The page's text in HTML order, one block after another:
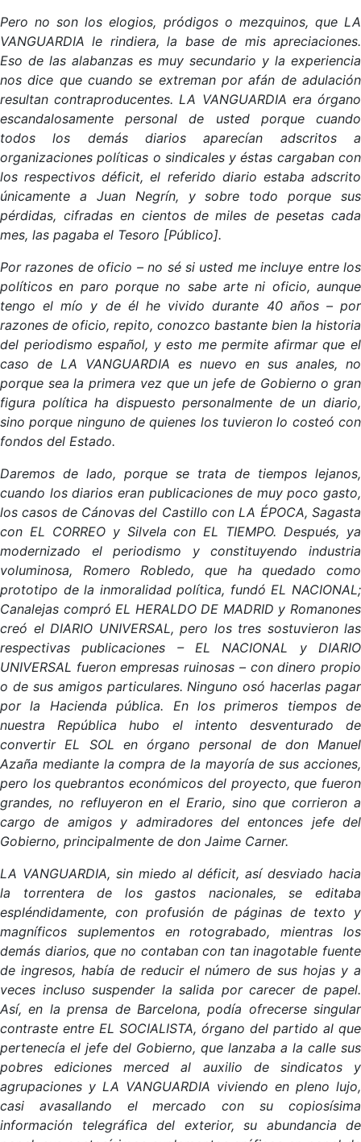
Pero no son los elogios, pródigos o mezquinos, que LA
VANGUARDIA le rindiera, la base de mis apreciaciones.
Eso de las alabanzas es muy secundario y la experiencia
nos dice que cuando se extreman por afán de adulación
resultan contraproducentes. LA VANGUARDIA era órgano
escandalosamente personal de usted porque cuando
todos los demás diarios aparecían adscritos a
organizaciones políticas o sindicales y éstas cargaban con
los respectivos déficit, el referido diario estaba adscrito
únicamente a Juan Negrín, y sobre todo porque sus
pérdidas, cifradas en cientos de miles de pesetas cada
mes, las pagaba el Tesoro [Público].
Por razones de oficio – no sé si usted me incluye entre los
políticos en paro porque no sabe arte ni oficio, aunque
tengo el mío y de él he vivido durante 40 años – por
razones de oficio, repito, conozco bastante bien la historia
del periodismo español, y esto me permite afirmar que el
caso de LA VANGUARDIA es nuevo en sus anales, no
porque sea la primera vez que un jefe de Gobierno o gran
figura política ha dispuesto personalmente de un diario,
sino porque ninguno de quienes los tuvieron lo costeó con
fondos del Estado.
Daremos de lado, porque se trata de tiempos lejanos,
cuando los diarios eran publicaciones de muy poco gasto,
los casos de Cánovas del Castillo con LA ÉPOCA, Sagasta
con EL CORREO y Silvela con EL TIEMPO. Después, ya
modernizado el periodismo y constituyendo industria
voluminosa, Romero Robledo, que ha quedado como
prototipo de la inmoralidad política, fundó EL NACIONAL;
Canalejas compró EL HERALDO DE MADRID y Romanones
creó el DIARIO UNIVERSAL, pero los tres sostuvieron las
respectivas publicaciones – EL NACIONAL y DIARIO
UNIVERSAL fueron empresas ruinosas – con dinero propio
o de sus amigos particulares. Ninguno osó hacerlas pagar
por la Hacienda pública. En los primeros tiempos de
nuestra República hubo el intento desventurado de
convertir EL SOL en órgano personal de don Manuel
Azaña mediante la compra de la mayoría de sus acciones,
pero los quebrantos económicos del proyecto, que fueron
grandes, no refluyeron en el Erario, sino que corrieron a
cargo de amigos y admiradores del entonces jefe del
Gobierno, principalmente de don Jaime Carner.
LA VANGUARDIA, sin miedo al déficit, así desviado hacia
la torrentera de los gastos nacionales, se editaba
espléndidamente, con profusión de páginas de texto y
magníficos suplementos en rotograbado, mientras los
demás diarios, que no contaban con tan inagotable fuente
de ingresos, había de reducir el número de sus hojas y a
veces incluso suspender la salida por carecer de papel.
Así, en la prensa de Barcelona, podía ofrecerse singular
contraste entre EL SOCIALISTA, órgano del partido al que
pertenecía el jefe del Gobierno, que lanzaba a la calle sus
pobres ediciones merced al auxilio de sindicatos y
agrupaciones y LA VANGUARDIA viviendo en pleno lujo,
casi avasallando el mercado con su copiosísima
información telegráfica del exterior, su abundancia de